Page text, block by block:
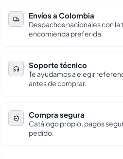
Envíos a Colombia
Despachos nacionales con
encomienda preferida.
Soporte técnico
Te ayudamos a elegir
antes de comprar.
Compra segura
Catálogo propio, pagos
pedido.